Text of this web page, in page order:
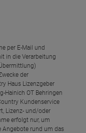
per E-Mail und
in die Verarbeitung
der
Haus Lizenzgeber
Hainich OT Behringen
Kundenservice
Lizenz- und/oder
erfolgt nur, um
rund um das